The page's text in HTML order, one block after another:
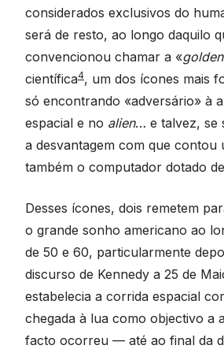
considerados exclusivos do
será de resto, ao longo daquilo
convencionou chamar a «
científica4, um dos ícones mais
só encontrando «adversário» à
espacial e no alien… e talvez, se
a desvantagem com que contou
também o computador dotado
Desses ícones, dois remetem
o grande sonho americano ao
de 50 e 60, particularmente
discurso de Kennedy a 25 de
estabelecia a corrida espacial
chegada à lua como objectivo a
facto ocorreu — até ao final da